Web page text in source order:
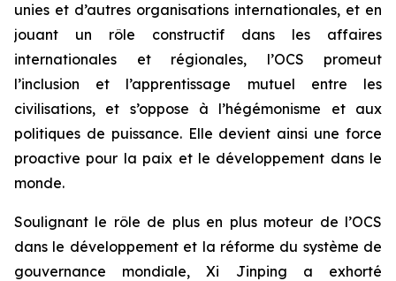
unies et d’autres organisations internationales, et en
jouant un rôle constructif dans les affaires
internationales et régionales, l’OCS promeut
l’inclusion et l’apprentissage mutuel entre les
civilisations, et s’oppose à l’hégémonisme et aux
politiques de puissance. Elle devient ainsi une force
proactive pour la paix et le développement dans le
monde.
Soulignant le rôle de plus en plus moteur de l’OCS
dans le développement et la réforme du système de
gouvernance mondiale, Xi Jinping a exhorté